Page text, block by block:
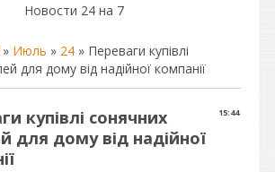
Новости 24 на 7
» Июль » 24 » Переваги купівлі
для дому від надійної компанії
15:44
купівлі сонячних
для дому від надійної